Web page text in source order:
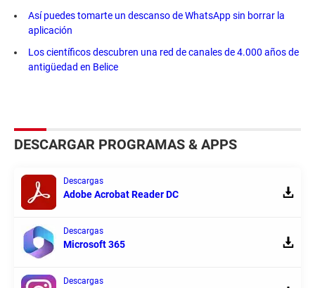
Así puedes tomarte un descanso de WhatsApp sin borrar la
aplicación
Los científicos descubren una red de canales de 4.000 años de
antigüedad en Belice
DESCARGAR PROGRAMAS & APPS
Descargas
Adobe Acrobat Reader DC
Descargas
Microsoft 365
Descargas